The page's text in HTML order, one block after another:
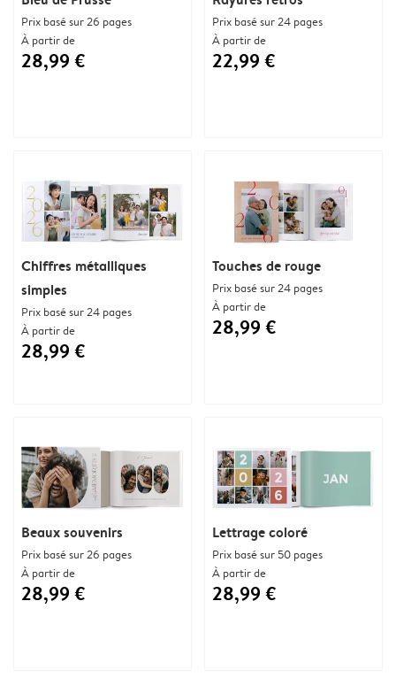
Beaux souvenirs
Prix basé sur 26 pages
À partir de
28,99 €
Touches de rouge
Prix basé sur 24 pages
À partir de
28,99 €
Prix basé sur 26 pages
À partir de
28,99 €
Chiffres métalliques
simples
Prix basé sur 24 pages
À partir de
28,99 €
Prix basé sur 24 pages
À partir de
22,99 €
Lettrage coloré
Prix basé sur 50 pages
À partir de
28,99 €